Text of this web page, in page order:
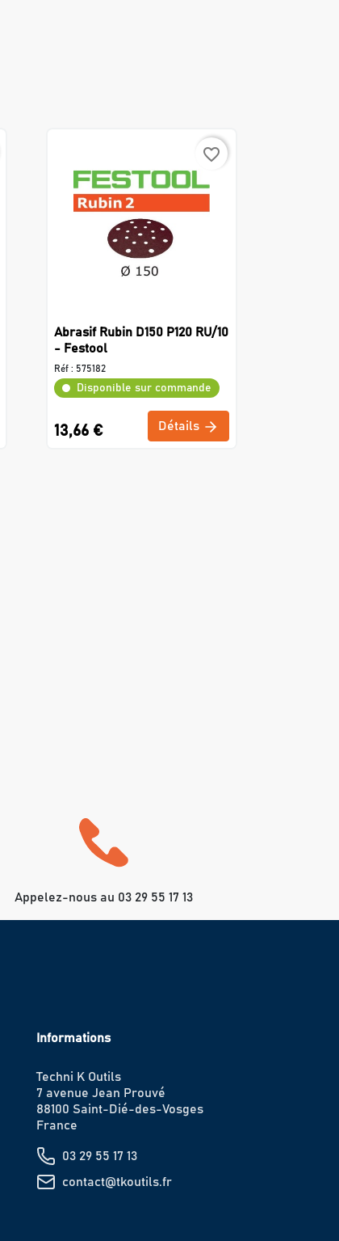
favorite_border
Abrasif Rubin D150 P120 RU/10
- Festool
Réf : 575182
Disponible sur commande
13,66 € Détails
Appelez-nous au 03 29 55 17 13
Informations
Techni K Outils
7 avenue Jean Prouvé
88100 Saint-Dié-des-Vosges
France
03 29 55 17 13
contact@tkoutils.fr